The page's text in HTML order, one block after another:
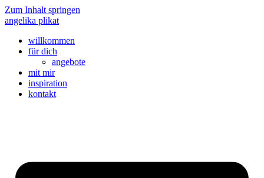
Zum Inhalt springen
angelika plikat
willkommen
für dich
angebote
mit mir
inspiration
kontakt